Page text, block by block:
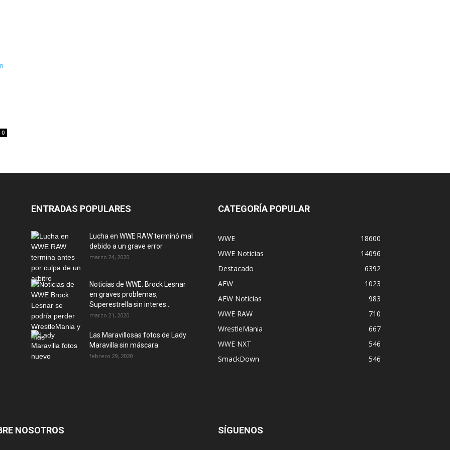
0
ENTRADAS POPULARES
Lucha en WWE RAW terminó mal
debido a un grave error
marzo 24, 2020
Noticias de WWE: Brock Lesnar
en graves problemas,
Superestrella sin interes...
marzo 21, 2020
Las Maravillosas fotos de Lady
Maravilla sin máscara
febrero 29, 2020
CATEGORÍA POPULAR
WWE
18600
WWE Noticias
14096
Destacado
6392
AEW
1023
AEW Noticias
983
WWE RAW
710
WrestleMania
667
WWE NXT
546
SmackDown
546
NOSOTROS SÍGUENOS